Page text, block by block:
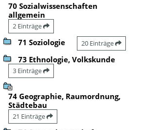
70 Sozialwissenschaften
allgemein
2 Einträge
71 Soziologie 20 Einträge
73 Ethnologie, Volkskunde
3 Einträge
74 Geographie, Raumordnung,
Städtebau
21 Einträge